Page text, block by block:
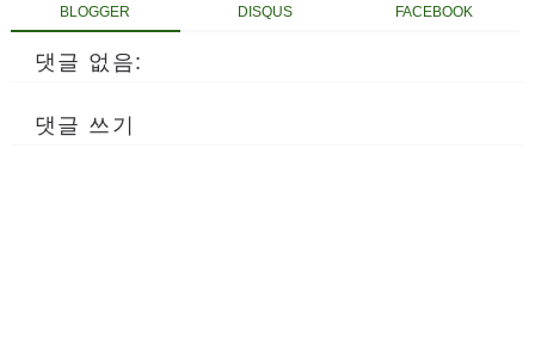
BLOGGER DISQUS FACEBOOK
댓글 없음:
댓글 쓰기